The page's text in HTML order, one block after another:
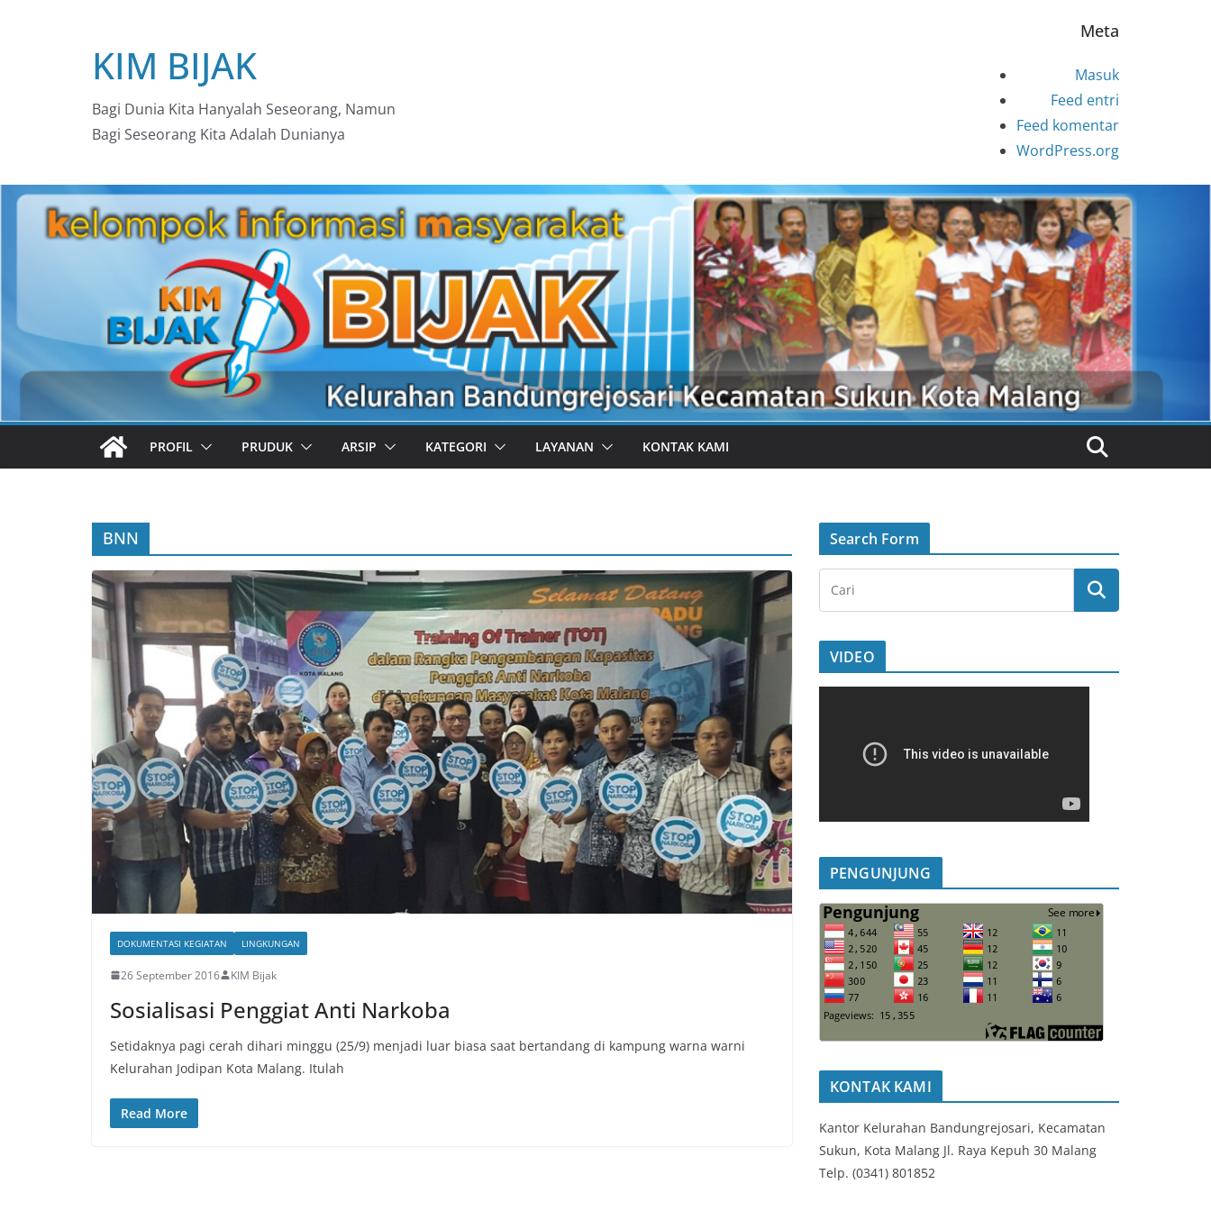
KIM BIJAK
Bagi Dunia Kita Hanyalah Seseorang, Namun
Bagi Seseorang Kita Adalah Dunianya
Meta
Masuk
Feed entri
Feed komentar
WordPress.org
PROFIL PRUDUK ARSIP KATEGORI LAYANAN KONTAK KAMI
BNN
DOKUMENTASI KEGIATAN LINGKUNGAN
26 September 2016 KIM Bijak
Sosialisasi Penggiat Anti Narkoba
Setidaknya pagi cerah dihari minggu (25/9) menjadi luar biasa saat bertandang di kampung warna warni
Kelurahan Jodipan Kota Malang. Itulah
Read More
Search Form
VIDEO
PENGUNJUNG
KONTAK KAMI
Kantor Kelurahan Bandungrejosari, Kecamatan
Sukun, Kota Malang Jl. Raya Kepuh 30 Malang
Telp. (0341) 801852